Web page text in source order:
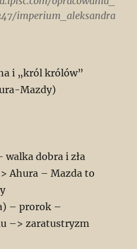
imperium_aleksandra
i „król królów”
Mazdy)
dobra i zła
Ahura – Mazda to
– prorok –
–> zaratustryzm